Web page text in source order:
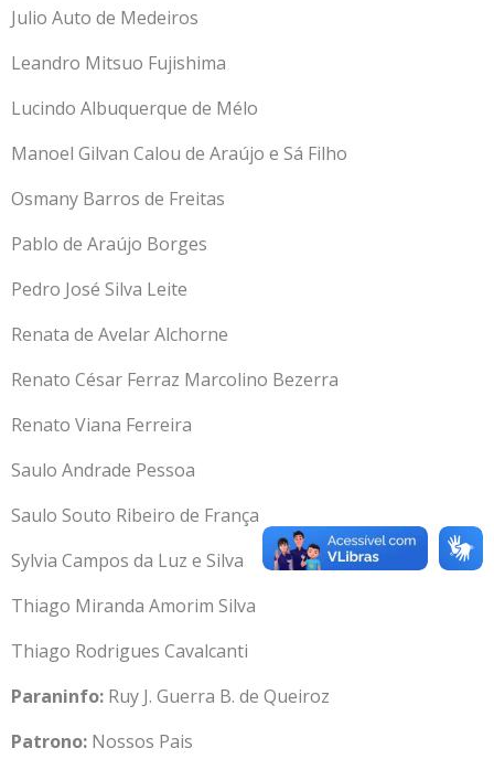
Julio Auto de Medeiros
Leandro Mitsuo Fujishima
Lucindo Albuquerque de Mélo
Manoel Gilvan Calou de Araújo e Sá Filho
Osmany Barros de Freitas
Pablo de Araújo Borges
Pedro José Silva Leite
Renata de Avelar Alchorne
Renato César Ferraz Marcolino Bezerra
Renato Viana Ferreira
Saulo Andrade Pessoa
Saulo Souto Ribeiro de França
Sylvia Campos da Luz e Silva
Thiago Miranda Amorim Silva
Thiago Rodrigues Cavalcanti
Paraninfo: Ruy J. Guerra B. de Queiroz
Patrono: Nossos Pais